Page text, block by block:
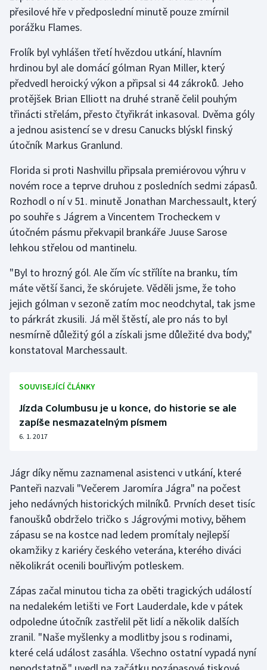
Rychlobruslení
Rychlostní kanoistika
Short track
Sportovní střelba
Stolní tenis
Triatlon
Veslování
Vodní slalom
Ostatní
přesilové hře v předposlední minutě pouze zmírnil
porážku Flames.
Frolík byl vyhlášen třetí hvězdou utkání, hlavním
hrdinou byl ale domácí gólman Ryan Miller, který
předvedl heroický výkon a připsal si 44 zákroků. Jeho
protějšek Brian Elliott na druhé straně čelil pouhým
třinácti střelám, přesto čtyřikrát inkasoval. Dvěma góly
a jednou asistencí se v dresu Canucks blýskl finský
útočník Markus Granlund.
Florida si proti Nashvillu připsala premiérovou výhru v
novém roce a teprve druhou z posledních sedmi zápasů.
Rozhodl o ní v 51. minutě Jonathan Marchessault, který
po souhře s Jágrem a Vincentem Trocheckem v
útočném pásmu překvapil brankáře Juuse Sarose
lehkou střelou od mantinelu.
"Byl to hrozný gól. Ale čím víc střílíte na branku, tím
máte větší šanci, že skórujete. Věděli jsme, že toho
jejich gólman v sezoně zatím moc neodchytal, tak jsme
to párkrát zkusili. Já měl štěstí, ale pro nás to byl
nesmírně důležitý gól a získali jsme důležité dva body,"
konstatoval Marchessault.
SOUVISEJÍCÍ ČLÁNKY
Jízda Columbusu je u konce, do historie se ale
zapíše nesmazatelným písmem
6. 1. 2017
Jágr díky němu zaznamenal asistenci v utkání, které
Panteři nazvali "Večerem Jaromíra Jágra" na počest
jeho nedávných historických milníků. Prvních deset tisíc
fanoušků obdrželo tričko s Jágrovými motivy, během
zápasu se na kostce nad ledem promítaly nejlepší
okamžiky z kariéry českého veterána, kterého diváci
několikrát ocenili bouřlivým potleskem.
Zápas začal minutou ticha za oběti tragických událostí
na nedalekém letišti ve Fort Lauderdale, kde v pátek
odpoledne útočník zastřelil pět lidí a několik dalších
zranil. "Naše myšlenky a modlitby jsou s rodinami,
které celá událost zasáhla. Všechno ostatní vypadá nyní